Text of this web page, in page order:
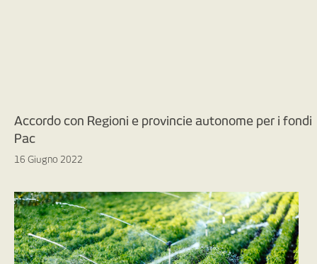
Accordo con Regioni e provincie autonome per i fondi
Pac
16 Giugno 2022